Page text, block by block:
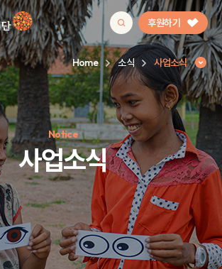
후원하기
플레이스#캠페인#팬덤후원
Home 소식 사업소식
Notice
사업소식